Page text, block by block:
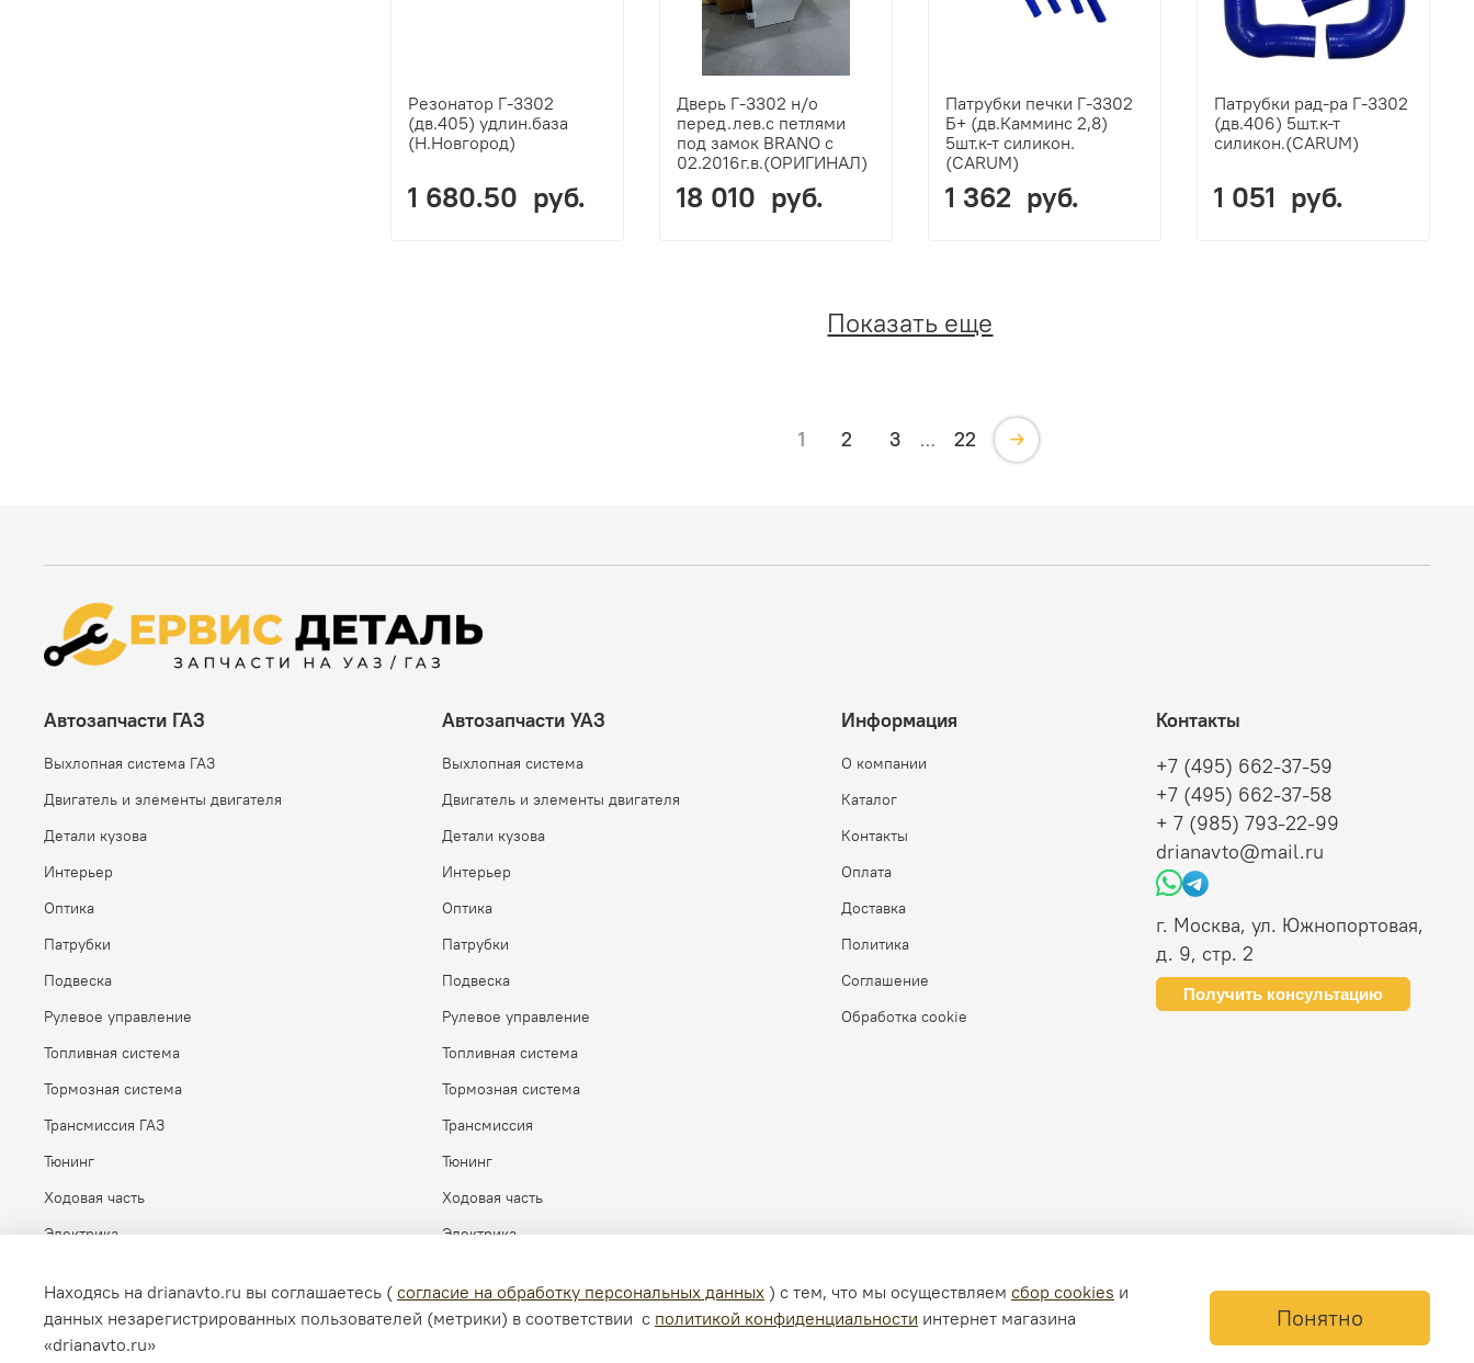
Резонатор Г-3302
(дв.405) удлин.база
(Н.Новгород)
1 680.50 руб.
Дверь Г-3302 н/о
перед.лев.с петлями
под замок BRANO с
02.2016г.в.(ОРИГИНАЛ)
18 010 руб.
Патрубки печки Г-3302
Б+ (дв.Камминс 2,8)
5шт.к-т силикон.
(CARUM)
1 362 руб.
Патрубки рад-ра Г-3302
(дв.406) 5шт.к-т
силикон.(CARUM)
1 051 руб.
Показать еще
1 2 3 … 22
Автозапчасти ГАЗ
Выхлопная система ГАЗ
Двигатель и элементы двигателя
Детали кузова
Интерьер
Оптика
Патрубки
Подвеска
Рулевое управление
Топливная система
Тормозная система
Трансмиссия ГАЗ
Тюнинг
Ходовая часть
Электрика
Автозапчасти УАЗ
Выхлопная система
Двигатель и элементы двигателя
Детали кузова
Интерьер
Оптика
Патрубки
Подвеска
Рулевое управление
Топливная система
Тормозная система
Трансмиссия
Тюнинг
Ходовая часть
Электрика
Информация
О компании
Каталог
Контакты
Оплата
Доставка
Политика
Соглашение
Обработка cookie
Контакты
+7 (495) 662-37-59
+7 (495) 662-37-58
+ 7 (985) 793-22-99
drianavto@mail.ru
г. Москва, ул. Южнопортовая,
д. 9, стр. 2
Получить консультацию
© 2026 Любое использование контента без письменного разрешения запрещено
Находясь на drianavto.ru вы соглашаетесь ( согласие на обработку персональных данных ) с тем, что мы осуществляем сбор cookies и
данных незарегистрированных пользователей (метрики) в соответствии с политикой конфиденциальности интернет магазина
«drianavto.ru»
Понятно